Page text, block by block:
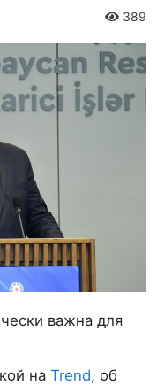
389
важна для
на Trend, об